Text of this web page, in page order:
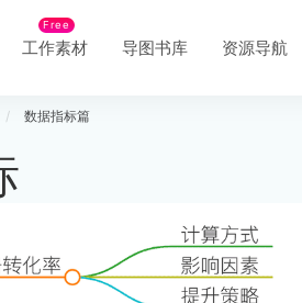
工作素材
Free
导图书库 资源导航
/ 数据指标篇